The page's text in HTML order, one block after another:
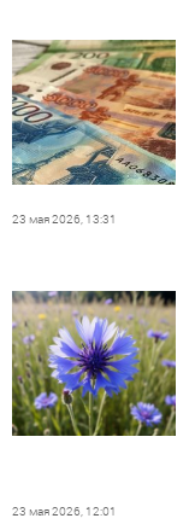
23 мая 2026, 13:31
23 мая 2026, 12:01